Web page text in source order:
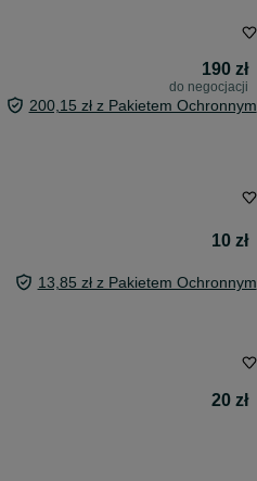
190 zł
do negocjacji
200,15 zł z Pakietem Ochronnym
10 zł
13,85 zł z Pakietem Ochronnym
20 zł